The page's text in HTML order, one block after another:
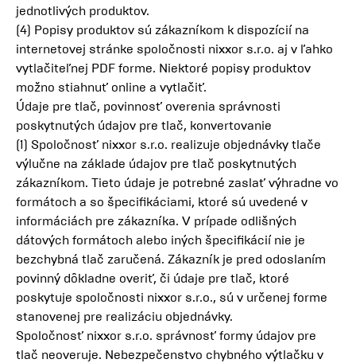
jednotlivých produktov.
(4) Popisy produktov sú zákazníkom k dispozícií na
internetovej stránke spoločnosti nixxor s.r.o. aj v ľahko
vytlačiteľnej PDF forme. Niektoré popisy produktov
možno stiahnuť online a vytlačiť.
Údaje pre tlač, povinnosť overenia správnosti
poskytnutých údajov pre tlač, konvertovanie
(1) Spoločnosť nixxor s.r.o. realizuje objednávky tlače
výlučne na základe údajov pre tlač poskytnutých
zákazníkom. Tieto údaje je potrebné zaslať výhradne vo
formátoch a so špecifikáciami, ktoré sú uvedené v
informáciách pre zákazníka. V prípade odlišných
dátových formátoch alebo iných špecifikácií nie je
bezchybná tlač zaručená. Zákazník je pred odoslaním
povinný dôkladne overiť, či údaje pre tlač, ktoré
poskytuje spoločnosti nixxor s.r.o., sú v určenej forme
stanovenej pre realizáciu objednávky.
Spoločnosť nixxor s.r.o. správnosť formy údajov pre
tlač neoveruje. Nebezpečenstvo chybného výtlačku v